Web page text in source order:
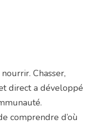
Chasser,
direct a développé
comprendre d’où